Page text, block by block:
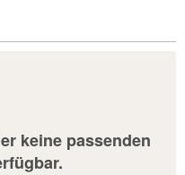
keine passenden